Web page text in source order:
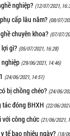
nghiệp? (12/07/2021,
cấp lâu năm? (08/07/
chuyên khoa? (07/07/
gì? (05/07/2021, 16:28)
(29/06/2021, 14:46)
(24/06/2021, 14:51)
bị chồng chéo? (24/06/
đóng BHXH (22/06/
với công chức (21/06/2021,
tế bao nhiêu ngày? (18/